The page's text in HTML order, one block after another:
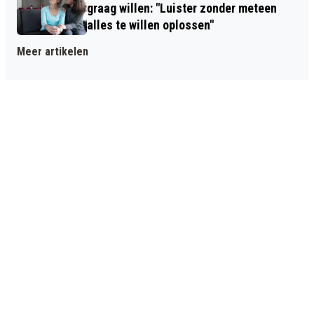
graag willen: "Luister zonder meteen
alles te willen oplossen"
Meer artikelen